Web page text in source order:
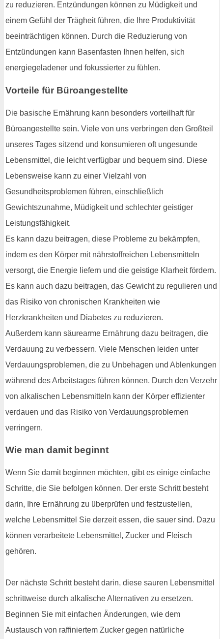
zu reduzieren. Entzündungen können zu Müdigkeit und
einem Gefühl der Trägheit führen, die Ihre Produktivität
beeinträchtigen können. Durch die Reduzierung von
Entzündungen kann Basenfasten Ihnen helfen, sich
energiegeladener und fokussierter zu fühlen.
Vorteile für Büroangestellte
Die basische Ernährung kann besonders vorteilhaft für
Büroangestellte sein. Viele von uns verbringen den Großteil
unseres Tages sitzend und konsumieren oft ungesunde
Lebensmittel, die leicht verfügbar und bequem sind. Diese
Lebensweise kann zu einer Vielzahl von
Gesundheitsproblemen führen, einschließlich
Gewichtszunahme, Müdigkeit und schlechter geistiger
Leistungsfähigkeit.
Es kann dazu beitragen, diese Probleme zu bekämpfen,
indem es den Körper mit nährstoffreichen Lebensmitteln
versorgt, die Energie liefern und die geistige Klarheit fördern.
Es kann auch dazu beitragen, das Gewicht zu regulieren und
das Risiko von chronischen Krankheiten wie
Herzkrankheiten und Diabetes zu reduzieren.
Außerdem kann säurearme Ernährung dazu beitragen, die
Verdauung zu verbessern. Viele Menschen leiden unter
Verdauungsproblemen, die zu Unbehagen und Ablenkungen
während des Arbeitstages führen können. Durch den Verzehr
von alkalischen Lebensmitteln kann der Körper effizienter
verdauen und das Risiko von Verdauungsproblemen
verringern.
Wie man damit beginnt
Wenn Sie damit beginnen möchten, gibt es einige einfache
Schritte, die Sie befolgen können. Der erste Schritt besteht
darin, Ihre Ernährung zu überprüfen und festzustellen,
welche Lebensmittel Sie derzeit essen, die sauer sind. Dazu
können verarbeitete Lebensmittel, Zucker und Fleisch
gehören.
Der nächste Schritt besteht darin, diese sauren Lebensmittel
schrittweise durch alkalische Alternativen zu ersetzen.
Beginnen Sie mit einfachen Änderungen, wie dem
Austausch von raffiniertem Zucker gegen natürliche